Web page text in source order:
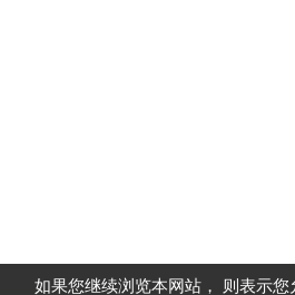
如果您继续浏览本网站， 则表示